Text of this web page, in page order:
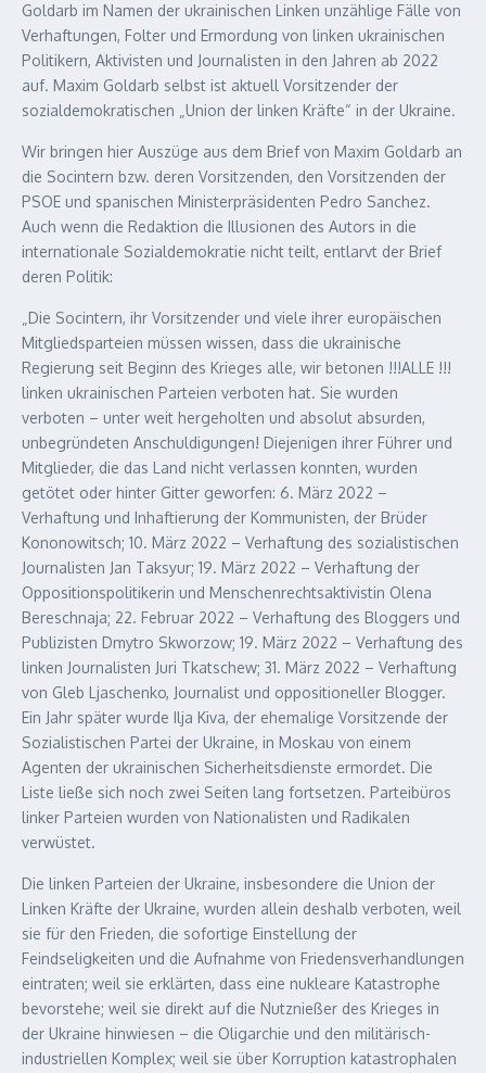
Goldarb im Namen der ukrainischen Linken unzählige Fälle von
Verhaftungen, Folter und Ermordung von linken ukrainischen
Politikern, Aktivisten und Journalisten in den Jahren ab 2022
auf. Maxim Goldarb selbst ist aktuell Vorsitzender der
sozialdemokratischen „Union der linken Kräfte“ in der Ukraine.
Wir bringen hier Auszüge aus dem Brief von Maxim Goldarb an
die Socintern bzw. deren Vorsitzenden, den Vorsitzenden der
PSOE und spanischen Ministerpräsidenten Pedro Sanchez.
Auch wenn die Redaktion die Illusionen des Autors in die
internationale Sozialdemokratie nicht teilt, entlarvt der Brief
deren Politik:
„Die Socintern, ihr Vorsitzender und viele ihrer europäischen
Mitgliedsparteien müssen wissen, dass die ukrainische
Regierung seit Beginn des Krieges alle, wir betonen !!!ALLE !!!
linken ukrainischen Parteien verboten hat. Sie wurden
verboten – unter weit hergeholten und absolut absurden,
unbegründeten Anschuldigungen! Diejenigen ihrer Führer und
Mitglieder, die das Land nicht verlassen konnten, wurden
getötet oder hinter Gitter geworfen: 6. März 2022 –
Verhaftung und Inhaftierung der Kommunisten, der Brüder
Kononowitsch; 10. März 2022 – Verhaftung des sozialistischen
Journalisten Jan Taksyur; 19. März 2022 – Verhaftung der
Oppositionspolitikerin und Menschenrechtsaktivistin Olena
Bereschnaja; 22. Februar 2022 – Verhaftung des Bloggers und
Publizisten Dmytro Skworzow; 19. März 2022 – Verhaftung des
linken Journalisten Juri Tkatschew; 31. März 2022 – Verhaftung
von Gleb Ljaschenko, Journalist und oppositioneller Blogger.
Ein Jahr später wurde Ilja Kiva, der ehemalige Vorsitzende der
Sozialistischen Partei der Ukraine, in Moskau von einem
Agenten der ukrainischen Sicherheitsdienste ermordet. Die
Liste ließe sich noch zwei Seiten lang fortsetzen. Parteibüros
linker Parteien wurden von Nationalisten und Radikalen
verwüstet.
Die linken Parteien der Ukraine, insbesondere die Union der
Linken Kräfte der Ukraine, wurden allein deshalb verboten, weil
sie für den Frieden, die sofortige Einstellung der
Feindseligkeiten und die Aufnahme von Friedensverhandlungen
eintraten; weil sie erklärten, dass eine nukleare Katastrophe
bevorstehe; weil sie direkt auf die Nutznießer des Krieges in
der Ukraine hinwiesen – die Oligarchie und den militärisch-
industriellen Komplex; weil sie über Korruption katastrophalen